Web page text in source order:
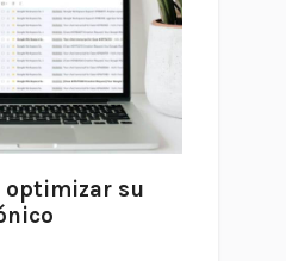
optimizar su